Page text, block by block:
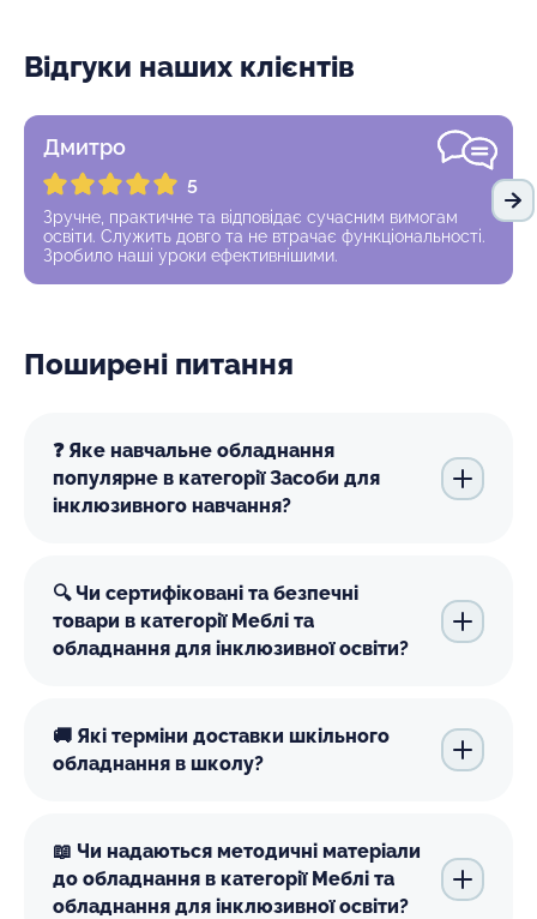
Відгуки наших клієнтів
Дмитро
5
Зручне, практичне та відповідає сучасним вимогам
освіти. Служить довго та не втрачає функціональності.
Зробило наші уроки ефективнішими.
Поширені питання
❓ Яке навчальне обладнання
популярне в категорії Засоби для
інклюзивного навчання?
🔍 Чи сертифіковані та безпечні
товари в категорії Меблі та
обладнання для інклюзивної освіти?
🚚 Які терміни доставки шкільного
обладнання в школу?
📖 Чи надаються методичні матеріали
до обладнання в категорії Меблі та
обладнання для інклюзивної освіти?